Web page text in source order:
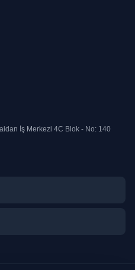
İş Merkezi 4C Blok - No: 140